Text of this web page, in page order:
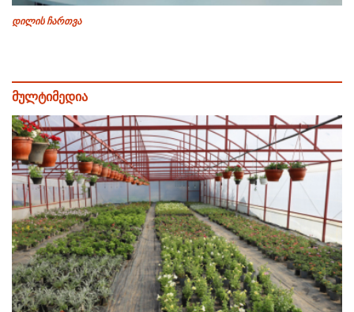
დილის ჩართვა
მულტიმედია